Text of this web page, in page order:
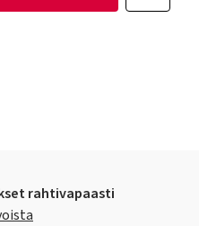
rahtivapaasti